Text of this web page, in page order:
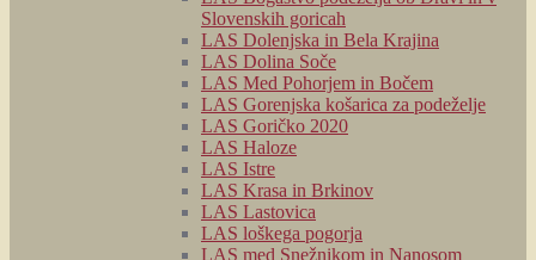
Slovenskih goricah
LAS Dolenjska in Bela Krajina
LAS Dolina Soče
LAS Med Pohorjem in Bočem
LAS Gorenjska košarica za podeželje
LAS Goričko 2020
LAS Haloze
LAS Istre
LAS Krasa in Brkinov
LAS Lastovica
LAS loškega pogorja
LAS med Snežnikom in Nanosom